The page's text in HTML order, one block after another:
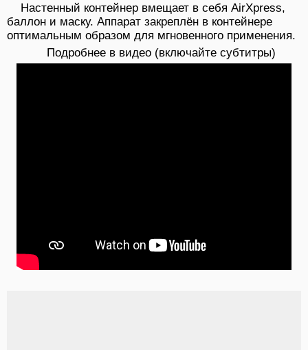
Настенный контейнер вмещает в себя AirXpress,
баллон и маску. Аппарат закреплён в контейнере
оптимальным образом для мгновенного применения.
Подробнее в видео (включайте субтитры)